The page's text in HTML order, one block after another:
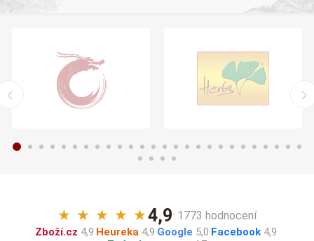
★ ★ ★ ★ ★4,9· 1773 hodnocení
Zboží.cz 4,9·Heureka 4,9·Google 5,0·Facebook 4,9·